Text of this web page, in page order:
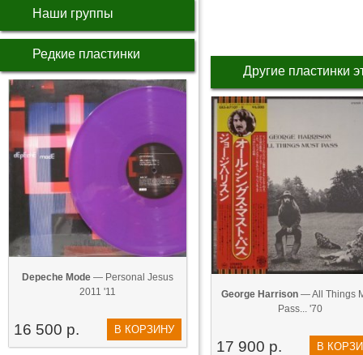
Наши группы
Редкие пластинки
Depeche Mode — Personal Jesus
2011 '11
16 500 р. В КОРЗИНУ
Другие пластинки
George Harrison — All Things
Pass... '70
17 900 р. В